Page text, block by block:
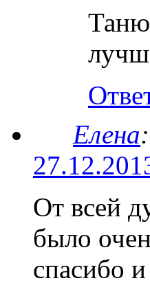
Елена:
От всей
было
спасибо